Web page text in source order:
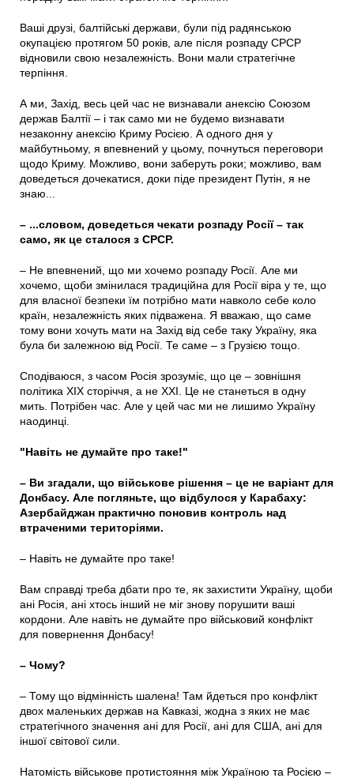
Ваші друзі, балтійські держави, були під радянською
окупацією протягом 50 років, але після розпаду СРСР
відновили свою незалежність. Вони мали стратегічне
терпіння.
А ми, Захід, весь цей час не визнавали анексію Союзом
держав Балтії – і так само ми не будемо визнавати
незаконну анексію Криму Росією. А одного дня у
майбутньому, я впевнений у цьому, почнуться переговори
щодо Криму. Можливо, вони заберуть роки; можливо, вам
доведеться дочекатися, доки піде президент Путін, я не
знаю...
– ...словом, доведеться чекати розпаду Росії – так
само, як це сталося з СРСР.
– Не впевнений, що ми хочемо розпаду Росії. Але ми
хочемо, щоби змінилася традиційна для Росії віра у те, що
для власної безпеки їм потрібно мати навколо себе коло
країн, незалежність яких підважена. Я вважаю, що саме
тому вони хочуть мати на Захід від себе таку Україну, яка
була би залежною від Росії. Те саме – з Грузією тощо.
Сподіваюся, з часом Росія зрозуміє, що це – зовнішня
політика XIX сторіччя, а не XXI. Це не станеться в одну
мить. Потрібен час. Але у цей час ми не лишимо Україну
наодинці.
"Навіть не думайте про таке!"
– Ви згадали, що військове рішення – це не варіант для
Донбасу. Але погляньте, що відбулося у Карабаху:
Азербайджан практично поновив контроль над
втраченими територіями.
– Навіть не думайте про таке!
Вам справді треба дбати про те, як захистити Україну, щоби
ані Росія, ані хтось інший не міг знову порушити ваші
кордони. Але навіть не думайте про військовий конфлікт
для повернення Донбасу!
– Чому?
– Тому що відмінність шалена! Там йдеться про конфлікт
двох маленьких держав на Кавказі, жодна з яких не має
стратегічного значення ані для Росії, ані для США, ані для
іншої світової сили.
Натомість військове протистояння між Україною та Росією –